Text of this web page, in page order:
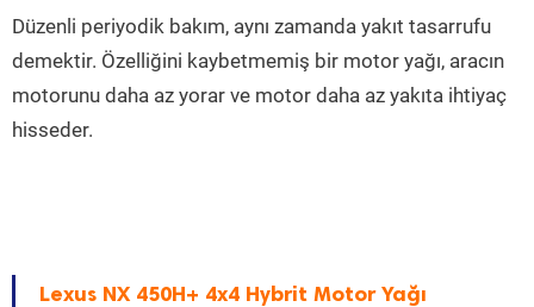
Düzenli periyodik bakım, aynı zamanda yakıt tasarrufu
demektir. Özelliğini kaybetmemiş bir motor yağı, aracın
motorunu daha az yorar ve motor daha az yakıta ihtiyaç
hisseder.
Lexus NX 450H+ 4x4 Hybrit Motor Yağı